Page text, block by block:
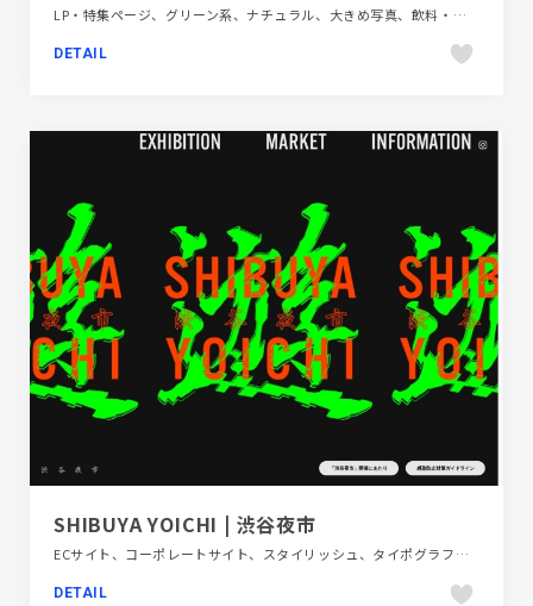
LP・特集ページ、グリーン系、ナチュラル、大きめ写真、飲料・食品
DETAIL
SHIBUYA YOICHI | 渋谷夜市
ECサイト、コーポレートサイト、スタイリッシュ、タイポグラフィー、デザイン・アート・音楽・文芸、ブラック系 、モーション多め、地域・団体・活動
DETAIL